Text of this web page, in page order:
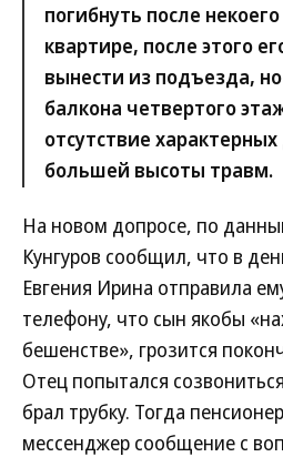
погибнуть после
квартире, после этого
вынести из подъезда,
балкона четвертого
отсутствие
большей высоты травм.
На новом допросе, по
Кунгуров сообщил, что в
Евгения Ирина отправила
телефону, что сын якобы
бешенстве», грозится
Отец попытался
брал трубку. Тогда
мессенджер сообщение с